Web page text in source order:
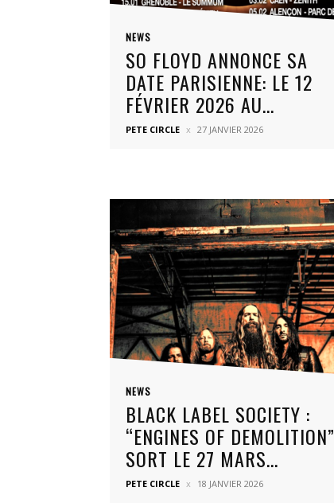
NEWS
SO FLOYD ANNONCE SA
DATE PARISIENNE: LE 12
FÉVRIER 2026 AU...
PETE CIRCLE 27 JANVIER 2026
NEWS
BLACK LABEL SOCIETY :
“ENGINES OF DEMOLITION”
SORT LE 27 MARS...
PETE CIRCLE 18 JANVIER 2026